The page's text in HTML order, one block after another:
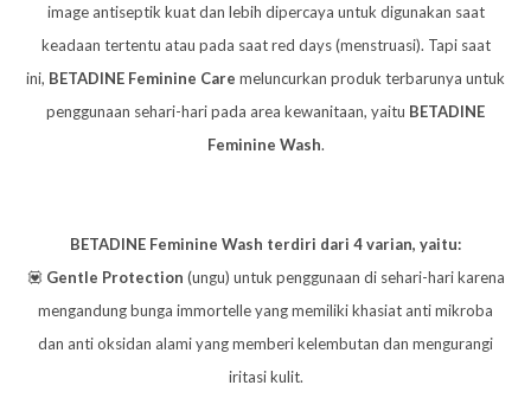
image antiseptik kuat dan lebih dipercaya untuk digunakan saat
keadaan tertentu atau pada saat red days (menstruasi). Tapi saat
ini, BETADINE Feminine Care meluncurkan produk terbarunya untuk
penggunaan sehari-hari pada area kewanitaan, yaitu BETADINE
Feminine Wash.
BETADINE Feminine Wash terdiri dari 4 varian, yaitu:
💟 Gentle Protection (ungu) untuk penggunaan di sehari-hari karena
mengandung bunga immortelle yang memiliki khasiat anti mikroba
dan anti oksidan alami yang memberi kelembutan dan mengurangi
iritasi kulit.